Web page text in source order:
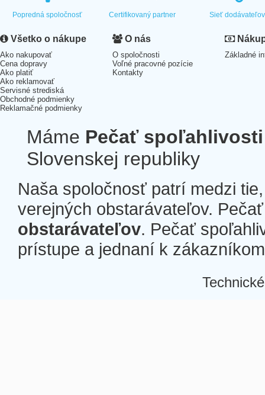
Popredná spoločnosť Certifikovaný partner Sieť dodávateľov
Všetko o nákupe
Ako nakupovať
Cena dopravy
Ako platiť
Ako reklamovať
Servisné strediská
Obchodné podmienky
Reklamačné podmienky
O nás
O spoločnosti
Voľné pracovné pozície
Kontakty
Základné
Máme Pečať spoľahlivosti
Slovenskej republiky
Naša spoločnosť patrí medzi
verejných obstarávateľov.
obstarávateľov. Pečať
prístupe a jednaní k